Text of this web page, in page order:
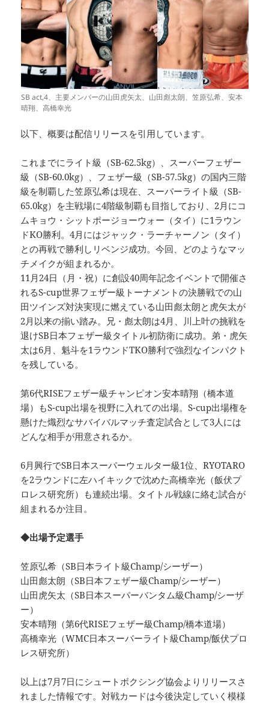
SB act,4、主要メンバーの山田虎矢太、山田彪太朗、笠原弘希、安本
晴翔、高橋幸光
以下、概要は配信リリースを引用しています。
これまでにライト級（SB-62.5kg）、スーパーフェザー
級（SB-60.0kg）、フェザー級（SB-57.5kg）の国内三階
級を制覇した笠原弘希は現在、スーパーライト級（SB-
65.0kg）を主戦場に4階級制覇も目指しており、2月にコ
ムキョウ・シットポージョーウォー（タイ）に1ラウン
ドKO勝利。4月にはジャック・ラーチャーノン（タイ）
との再戦で勝利しリベンジ成功。今回、どのようなマッ
チメイクが組まれるか。
11月24日（月・祝）に創設40周年記念イベントで開催さ
れるS-cup世界フェザー級トーナメントの決勝戦での山
田ツインズ対決実現に燃えている山田彪太朗と虎矢太が
2月以来の揃い踏み。兄・彪太朗は4月、川上叶の挑戦を
退けSB日本フェザー級タイトル初防衛に成功。弟・虎矢
太は6月、魁斗を1ラウンドTKO勝利で強烈なインパクト
を残している。
第6代RISEフェザー級チャンピオン安本晴翔（橋本道
場）もS-cup出場を視野に入れての出場。S-cup出場権を
懸けた熾烈なサバイバルマッチ査定試合として3人には
どんな相手が用意されるか。
6月興行でSB日本スーパーウェルター級1位、RYOTARO
を2ラウンドに左ハイキックで沈めた高橋幸光（飯伏プ
ロレス研究所）も連続出場。タイトル戦線に絡む試合が
組まれるか注目。
◆出場予定選手
笠原弘希（SB日本ライト級Champ/シーザー）
山田彪太朗（SB日本フェザー級Champ/シーザー）
山田虎矢太（SB日本スーパーバンタム級Champ/シーザ
ー）
安本晴翔（第6代RISEフェザー級Champ/橋本道場）
高橋幸光（WMC日本スーパーライト級Champ/飯伏プロ
レス研究所）
以上は7月7日にシュートボクシング協会よりリリースさ
れました情報です。対戦カードは今後決定していく模様